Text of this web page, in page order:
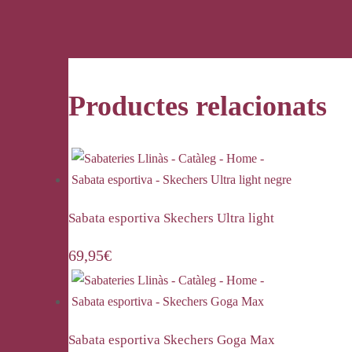
Productes relacionats
Sabata esportiva Skechers Ultra light
69,95€
Sabata esportiva Skechers Goga Max